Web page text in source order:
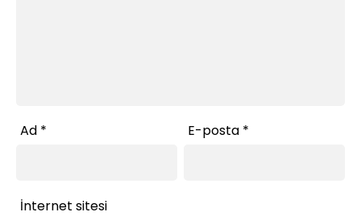
Ad * E-posta *
İnternet sitesi